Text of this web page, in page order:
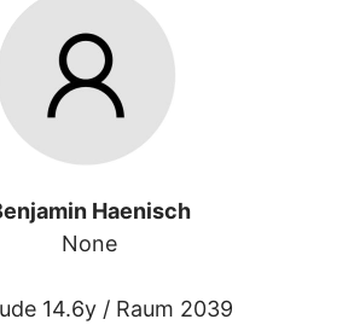
Haenisch
None
14.6y / Raum 2039